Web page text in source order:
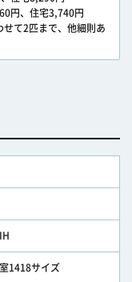
円、住宅3,740円
せて2匹まで、他細則あ
1418サイズ